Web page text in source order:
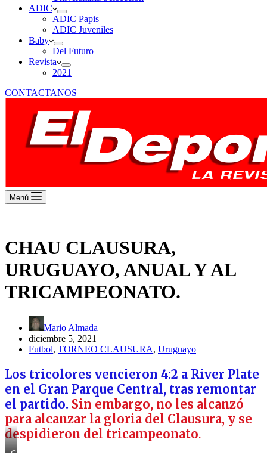
ADIC
ADIC Papis
ADIC Juveniles
Baby
Del Futuro
Revista
2021
CONTACTANOS
Menú
CHAU CLAUSURA,
URUGUAYO, ANUAL Y AL
TRICAMPEONATO.
Mario Almada
diciembre 5, 2021
Futbol, TORNEO CLAUSURA, Uruguayo
Los tricolores vencieron 4:2 a River Plate
en el Gran Parque Central, tras remontar
el partido. Sin embargo, no les alcanzó
para alcanzar la gloria del Clausura, y se
despidieron del tricampeonato.
Christian